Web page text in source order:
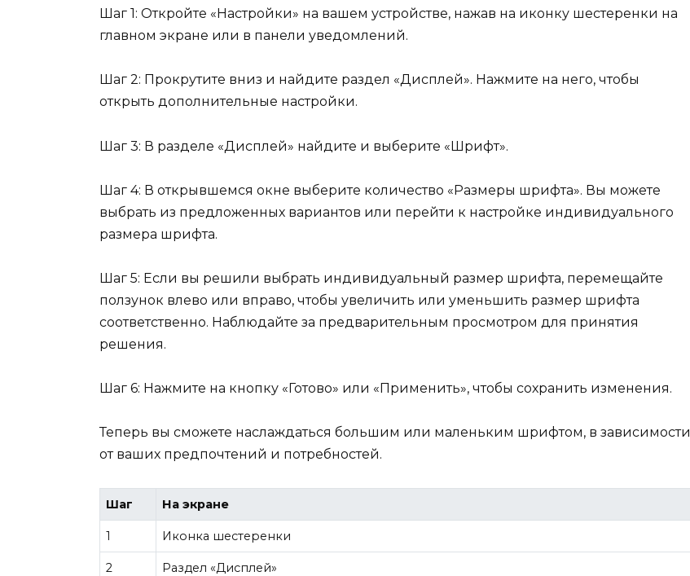
Шаг 1: Откройте «Настройки» на вашем устройстве, нажав на иконку шестеренки на
главном экране или в панели уведомлений.
Шаг 2: Прокрутите вниз и найдите раздел «Дисплей». Нажмите на него, чтобы
открыть дополнительные настройки.
Шаг 3: В разделе «Дисплей» найдите и выберите «Шрифт».
Шаг 4: В открывшемся окне выберите количество «Размеры шрифта». Вы можете
выбрать из предложенных вариантов или перейти к настройке индивидуального
размера шрифта.
Шаг 5: Если вы решили выбрать индивидуальный размер шрифта, перемещайте
ползунок влево или вправо, чтобы увеличить или уменьшить размер шрифта
соответственно. Наблюдайте за предварительным просмотром для принятия
решения.
Шаг 6: Нажмите на кнопку «Готово» или «Применить», чтобы сохранить изменения.
Теперь вы сможете наслаждаться большим или маленьким шрифтом, в зависимости
от ваших предпочтений и потребностей.
Шаг На экране
1 Иконка шестеренки
2 Раздел «Дисплей»